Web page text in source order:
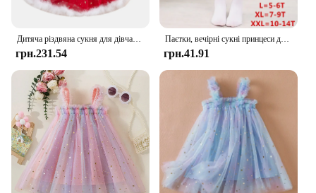
грн.231.54
Паєтки, вечірні сукні принцеси для дівчаток 3-8 років, дитячі сукні на день народження, весілля, випускний, осінь, зима, дитяча сукня з довгим рукавом
грн.41.91